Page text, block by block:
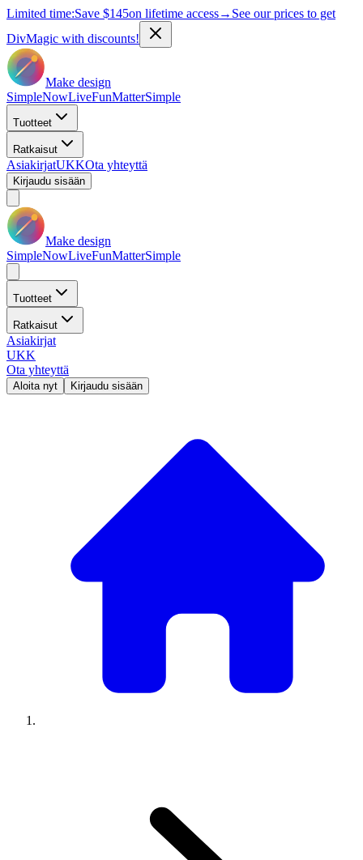
Limited time:Save $145on lifetime access→ See our prices to get
DivMagic with discounts!
Make design
SimpleNowLiveFunMatterSimple
Tuotteet
Ratkaisut
AsiakirjatUKKOta yhteyttä
Kirjaudu sisään
Make design
SimpleNowLiveFunMatterSimple
Tuotteet
Ratkaisut
Asiakirjat
UKK
Ota yhteyttä
Aloita nyt Kirjaudu sisään